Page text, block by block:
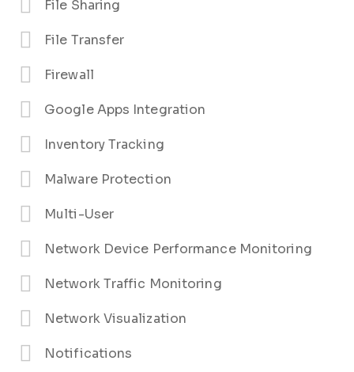
File Sharing
File Transfer
Firewall
Google Apps Integration
Inventory Tracking
Malware Protection
Multi-User
Network Device Performance Monitoring
Network Traffic Monitoring
Network Visualization
Notifications